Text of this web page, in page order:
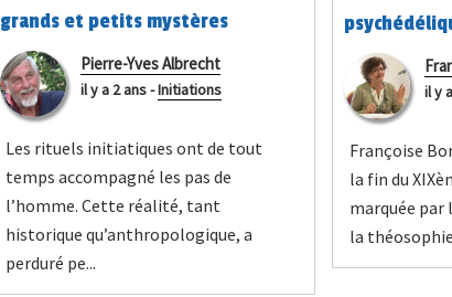
grands et petits mystères
Pierre-Yves Albrecht
il y a 2 ans-Initiations
Les rituels initiatiques ont de tout
temps accompagné les pas de
l’homme. Cette réalité, tant
historique qu’anthropologique, a
perduré pe...
il y
Françoise
la fin du
marquée par
la